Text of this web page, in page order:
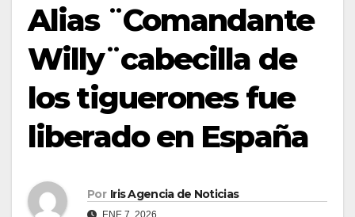
Alias ¨Comandante
Willy¨cabecilla de
los tiguerones fue
liberado en España
Por Iris Agencia de Noticias